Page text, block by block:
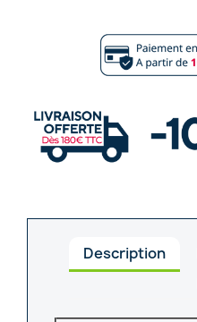
Description